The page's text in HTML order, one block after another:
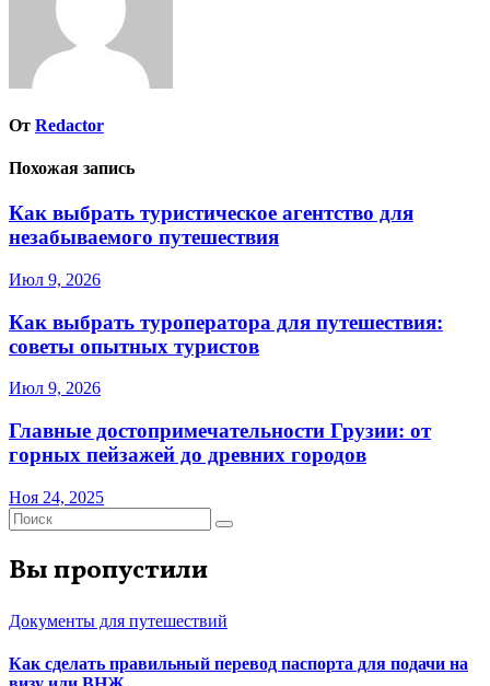
От Redactor
Похожая запись
Как выбрать туристическое агентство для
незабываемого путешествия
Июл 9, 2026
Как выбрать туроператора для путешествия:
советы опытных туристов
Июл 9, 2026
Главные достопримечательности Грузии: от
горных пейзажей до древних городов
Ноя 24, 2025
Вы пропустили
Документы для путешествий
Как сделать правильный перевод паспорта для подачи на